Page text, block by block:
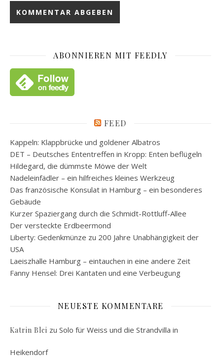
ABONNIEREN MIT FEEDLY
FEED
Kappeln: Klappbrücke und goldener Albatros
DET – Deutsches Ententreffen in Kropp: Enten beflügeln
Hildegard, die dümmste Möwe der Welt
Nadeleinfädler – ein hilfreiches kleines Werkzeug
Das französische Konsulat in Hamburg – ein besonderes
Gebäude
Kurzer Spaziergang durch die Schmidt-Rottluff-Allee
Der versteckte Erdbeermond
Liberty: Gedenkmünze zu 200 Jahre Unabhängigkeit der
USA
Laeiszhalle Hamburg – eintauchen in eine andere Zeit
Fanny Hensel: Drei Kantaten und eine Verbeugung
NEUESTE KOMMENTARE
Katrin Blei zu Solo für Weiss und die Strandvilla in
Heikendorf